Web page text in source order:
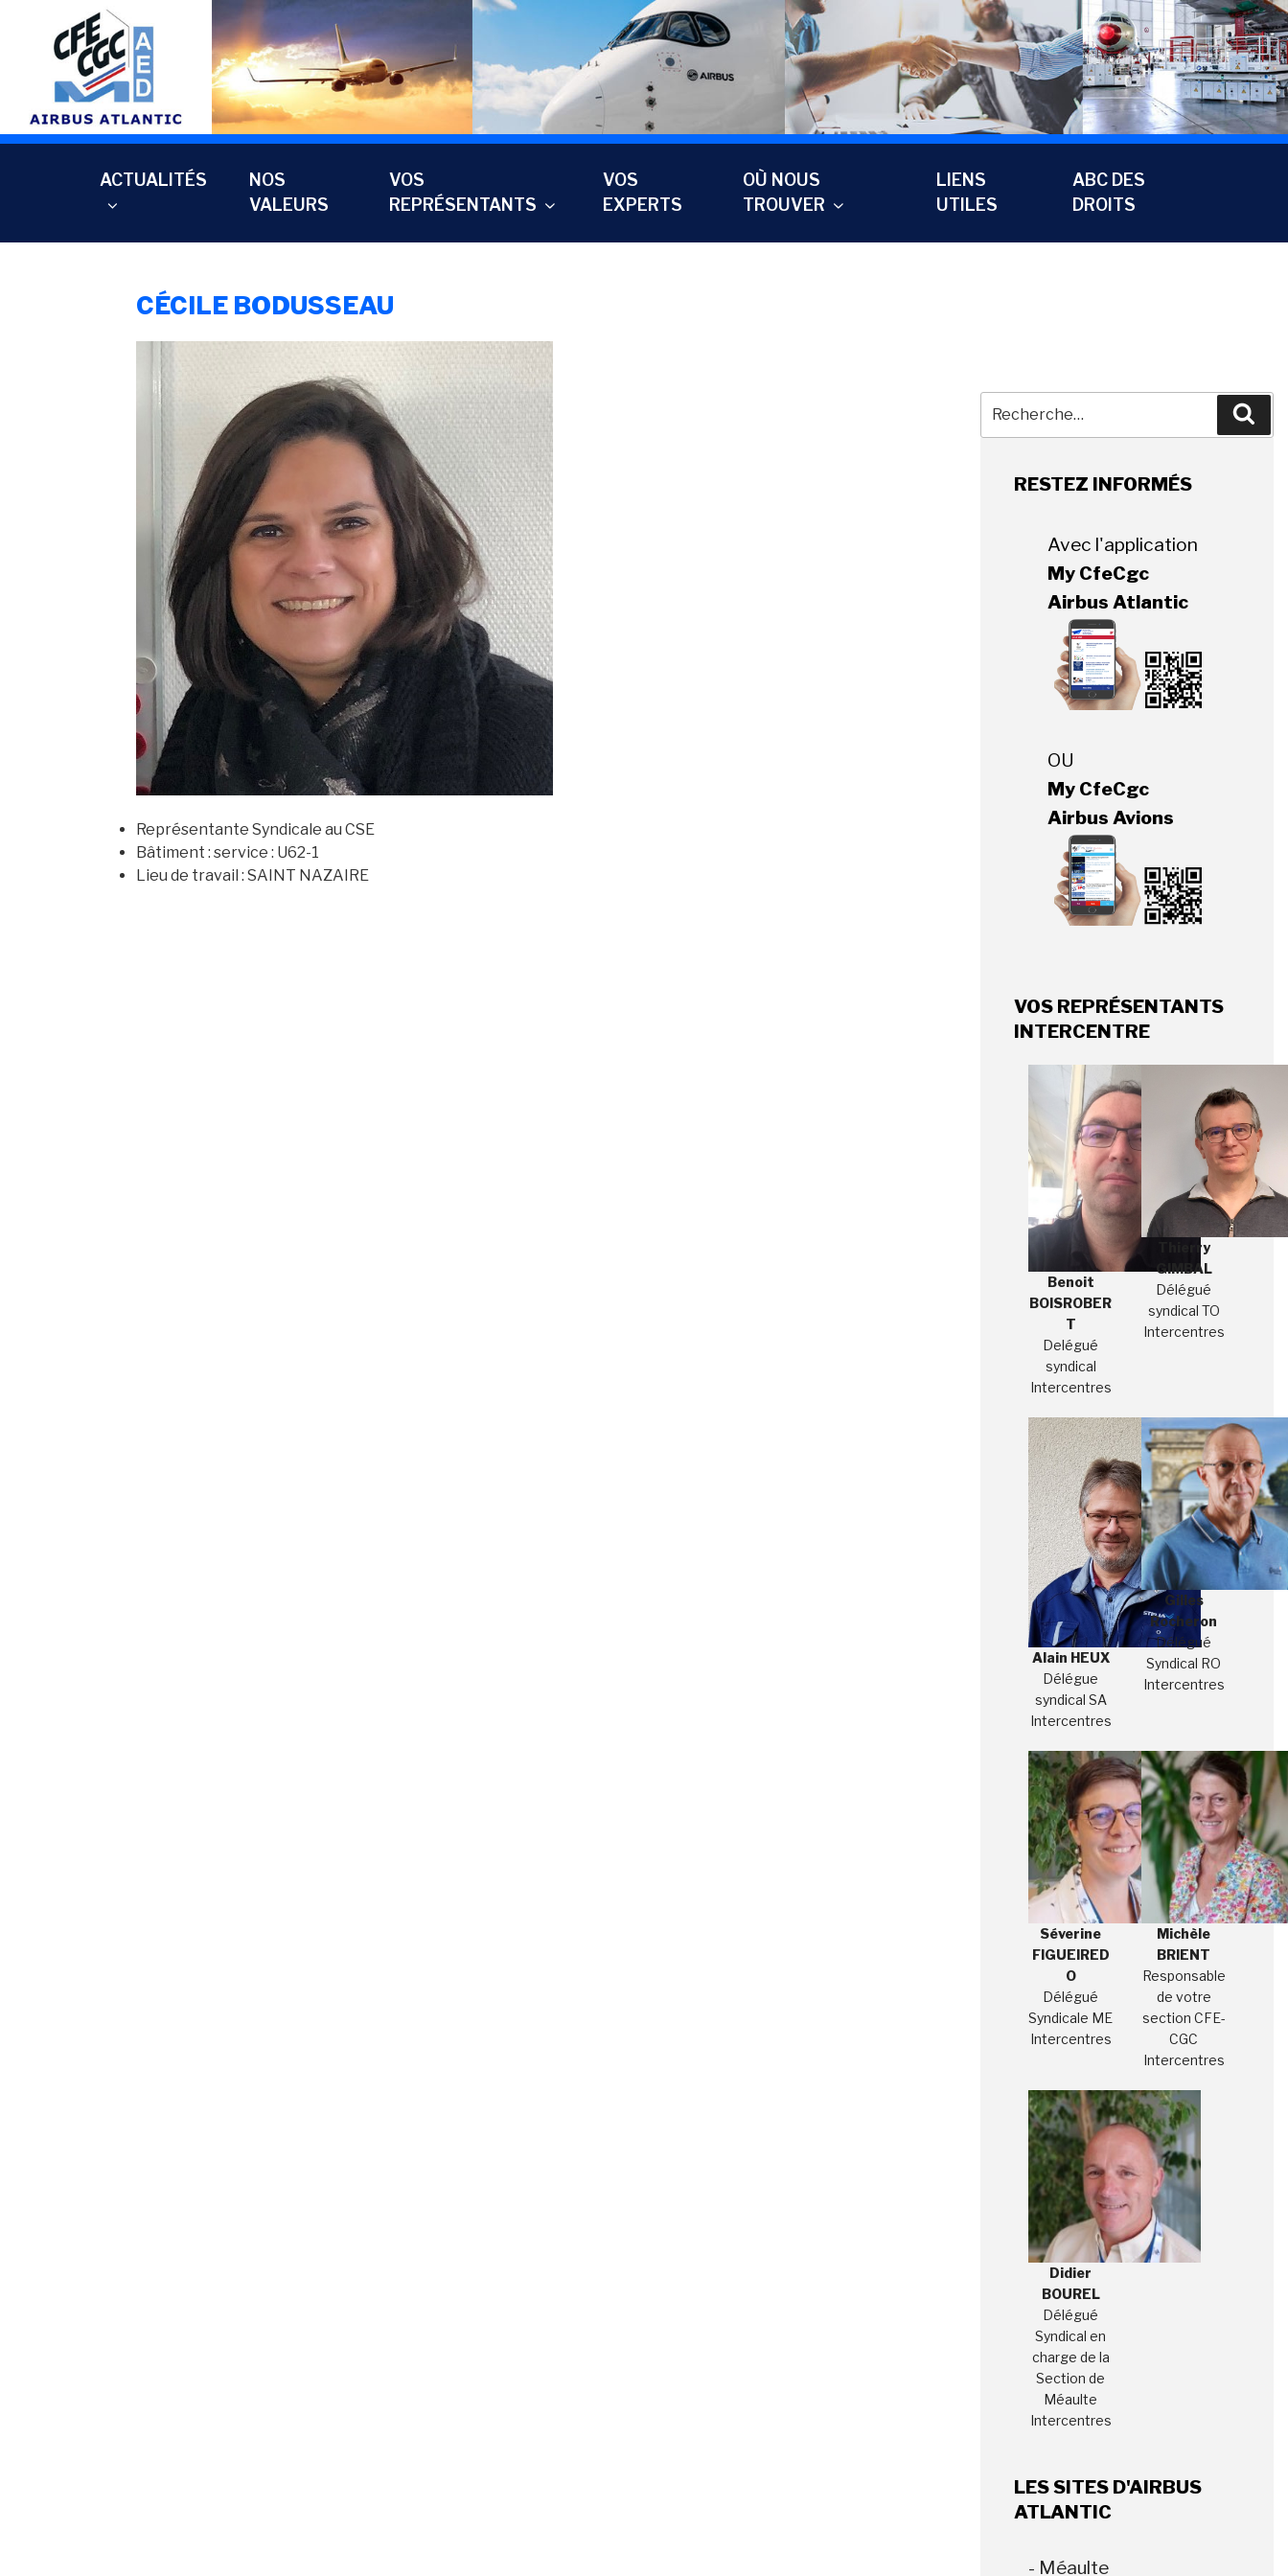
contenu
principal
ACTUALITÉS
NOS
VALEURS
VOS
REPRÉSENTANTS
VOS
EXPERTS
OÙ NOUS
TROUVER
LIENS
UTILES
ABC DES
DROITS
CÉCILE BODUSSEAU
Représentante Syndicale au CSE
Bâtiment : service : U62-1
Lieu de travail : SAINT NAZAIRE
pour
RESTEZ INFORMÉS
Avec l'application
My CfeCgc
Airbus Atlantic
OU
My CfeCgc
Airbus Avions
VOS REPRÉSENTANTS
INTERCENTRE
Benoit
BOISROBER
T
Delégué
syndical
Intercentres
Thierry
GIMBAL
Délégué
syndical TO
Intercentres
Alain HEUX
Délégue
syndical SA
Intercentres
Gilles
Rocheron
Délégué
Syndical RO
Intercentres
Séverine
FIGUEIRED
O
Délégué
Syndicale ME
Intercentres
Michèle
BRIENT
Responsable
de votre
section CFE-
CGC
Intercentres
Didier
BOUREL
Délégué
Syndical en
charge de la
Section de
Méaulte
Intercentres
LES SITES D'AIRBUS
ATLANTIC
- Méaulte